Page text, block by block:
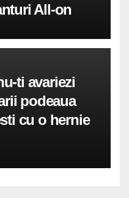
All-on
ti avariezi
podeaua
cu o hernie